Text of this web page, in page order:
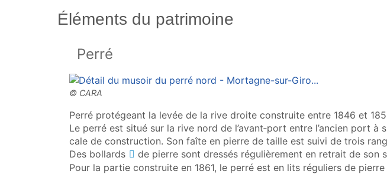
Éléments du patrimoine
Perré
Perré protégeant la levée de la rive droite construite entre 1846 et
Le perré est situé sur la rive nord de l’avant‑port entre l’ancien port à
cale de construction. Son faîte en pierre de taille est suivi de trois
Des bollards
de pierre sont dressés régulièrement en retrait de son
Pour la partie construite en 1861, le perré est en lits réguliers de